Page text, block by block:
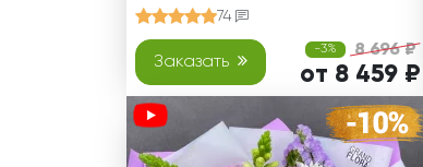
Розы Гран-При
Корзины с розами
Кустовые розы
Миксы из роз
Сердца из роз
74
Заказать
-3% 8 696 ₽
от 8 459 ₽